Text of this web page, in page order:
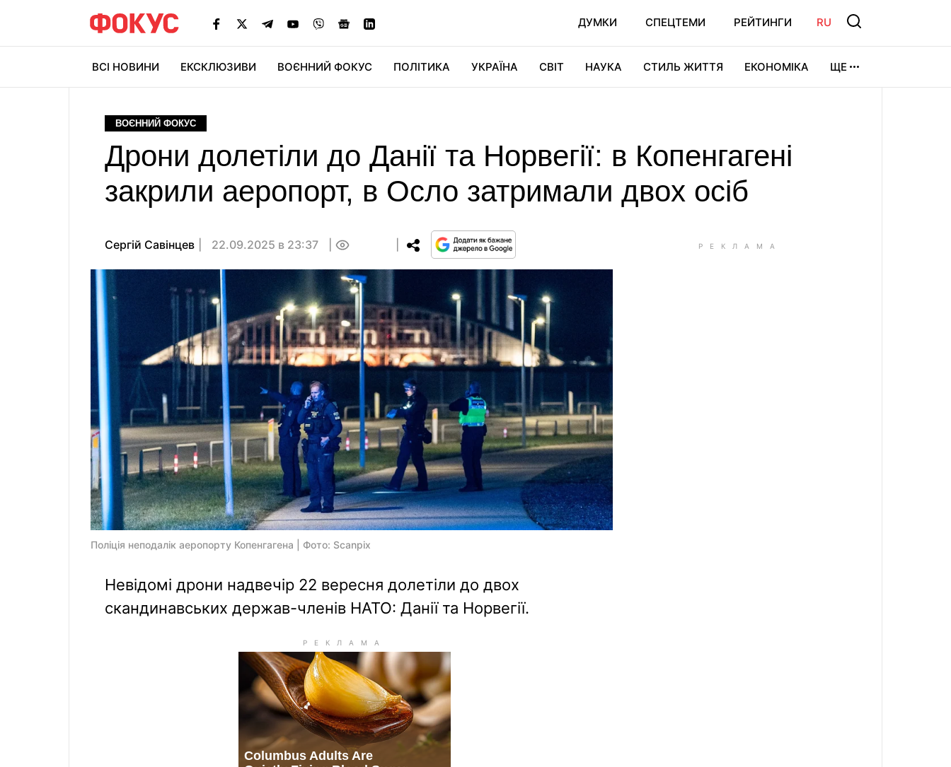
ДУМКИ СПЕЦТЕМИ РЕЙТИНГИ RU
ВСІ НОВИНИ ЕКСКЛЮЗИВИ ВОЄННИЙ ФОКУС ПОЛІТИКА УКРАЇНА СВІТ НАУКА СТИЛЬ ЖИТТЯ ЕКОНОМІКА ЩЕ
ВОЄННИЙ ФОКУС
Дрони долетіли до Данії та Норвегії: в Копенгагені
закрили аеропорт, в Осло затримали двох осіб
Сергій Савінцев 22.09.2025 в 23:37
Поліція неподалік аеропорту Копенгагена | Фото: Scanpix
Невідомі дрони надвечір 22 вересня долетіли до двох
скандинавських держав-членів НАТО: Данії та Норвегії.